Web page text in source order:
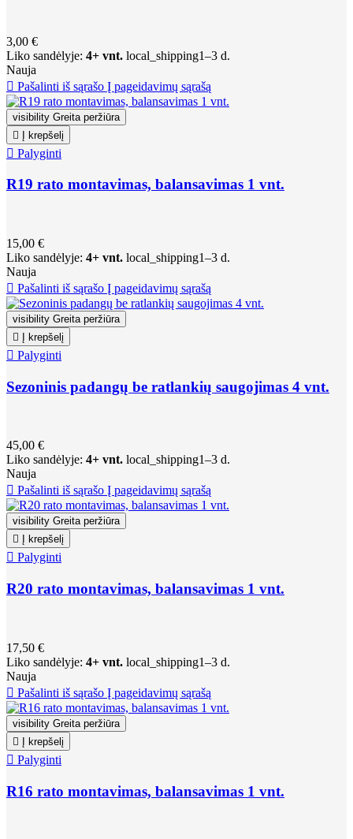
3,00 €
Liko sandėlyje: 4+ vnt. local_shipping1–3 d.
Nauja
 Pašalinti iš sąrašo Į pageidavimų sąrašą
visibility Greita peržiūra
 Į krepšelį
 Palyginti
R19 rato montavimas, balansavimas 1 vnt.
15,00 €
Liko sandėlyje: 4+ vnt. local_shipping1–3 d.
Nauja
 Pašalinti iš sąrašo Į pageidavimų sąrašą
visibility Greita peržiūra

Į krepšelį
 Palyginti
Sezoninis padangų be ratlankių saugojimas 4 vnt.
45,00 €
Liko sandėlyje: 4+ vnt. local_shipping1–3 d.
Nauja
 Pašalinti iš sąrašo Į pageidavimų sąrašą
visibility Greita peržiūra

Į krepšelį
 Palyginti
R20 rato montavimas, balansavimas 1 vnt.
17,50 €
Liko sandėlyje: 4+ vnt. local_shipping1–3 d.
Nauja
 Pašalinti iš sąrašo Į pageidavimų sąrašą
visibility Greita peržiūra

Į krepšelį
 Palyginti
R16 rato montavimas, balansavimas 1 vnt.